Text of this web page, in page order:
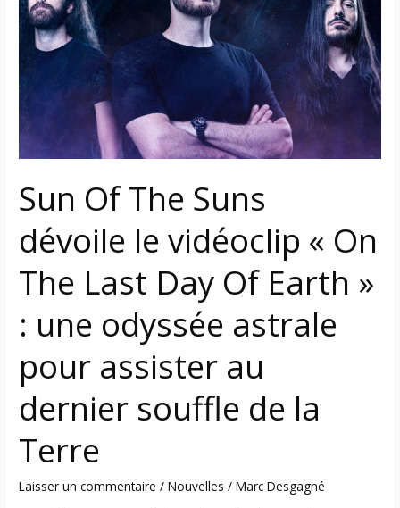
Sun Of The Suns
dévoile le vidéoclip « On
The Last Day Of Earth »
: une odyssée astrale
pour assister au
dernier souffle de la
Terre
Laisser un commentaire /Nouvelles /Marc Desgagné
Suns
dévoile
vidéoclip
The
Last
Day
Of
Earth »
une
odyssée
astrale
pour
assister
au
dernier
souffle